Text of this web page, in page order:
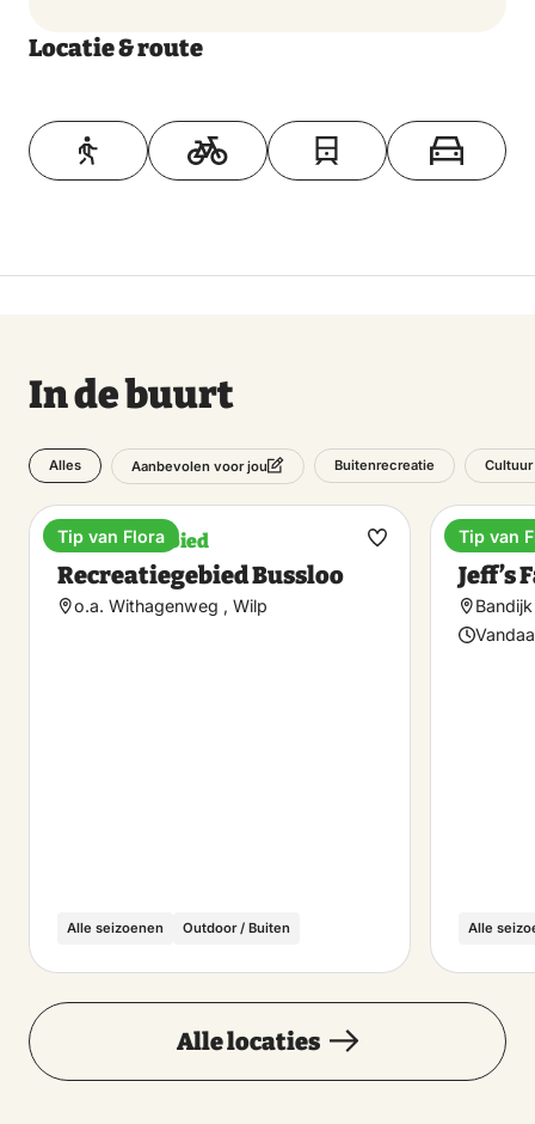
Locatie & route
Toon op kaart
In de buurt
Alles Aanbevolen voor jou Buitenrecreatie Cultuur
Recreatiegebied
Recreatiegebied Bussloo
o.a. Withagenweg , Wilp
Alle seizoenen Outdoor / Buiten
Tip van Flora
Maak
Diner
Jeff’s
Alle
Tip van
Alle locaties